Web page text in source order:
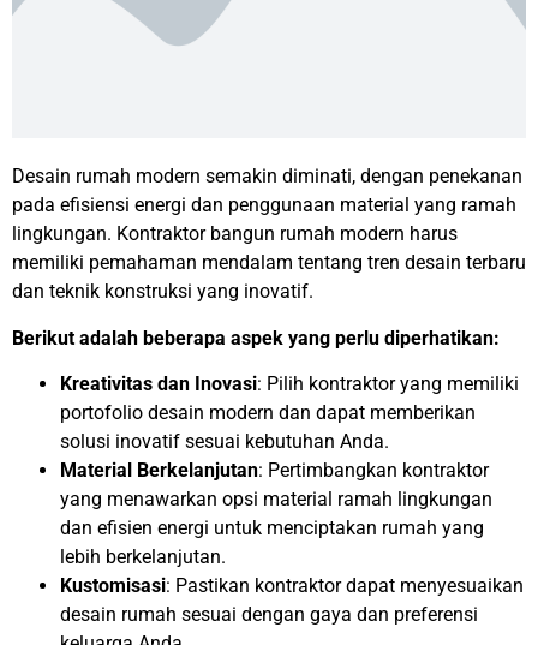
Desain rumah modern semakin diminati, dengan penekanan
pada efisiensi energi dan penggunaan material yang ramah
lingkungan. Kontraktor bangun rumah modern harus
memiliki pemahaman mendalam tentang tren desain terbaru
dan teknik konstruksi yang inovatif.
Berikut adalah beberapa aspek yang perlu diperhatikan:
Kreativitas dan Inovasi: Pilih kontraktor yang memiliki
portofolio desain modern dan dapat memberikan
solusi inovatif sesuai kebutuhan Anda.
Material Berkelanjutan: Pertimbangkan kontraktor
yang menawarkan opsi material ramah lingkungan
dan efisien energi untuk menciptakan rumah yang
lebih berkelanjutan.
Kustomisasi: Pastikan kontraktor dapat menyesuaikan
desain rumah sesuai dengan gaya dan preferensi